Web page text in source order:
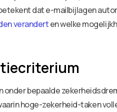
dat e-mailbijlagen
veranderten welke
bepaalde
hoge-zekerheid-taken